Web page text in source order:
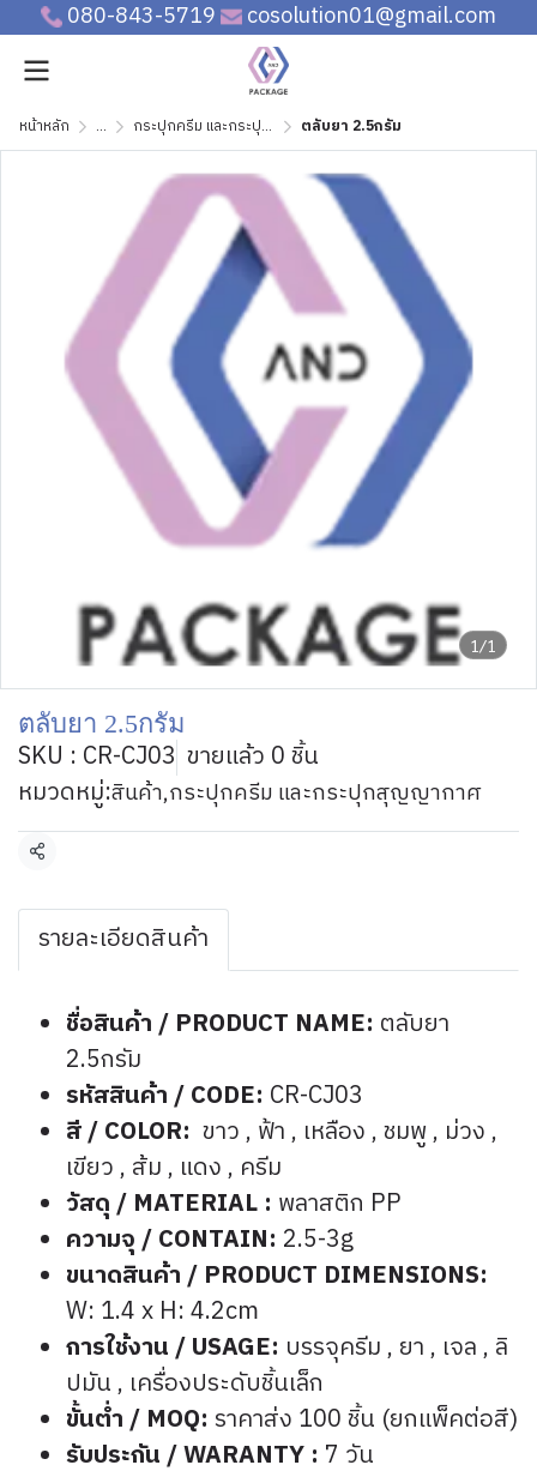
080-843-5719 cosolution01@gmail.com
หน้าหลัก ... กระปุกครีม และกระปุกสุญญากาศ ตลับยา 2.5กรัม
1/1
ตลับยา 2.5กรัม
SKU : CR-CJ03 ขายแล้ว 0 ชิ้น
หมวดหมู่:สินค้า,กระปุกครีม และกระปุกสุญญากาศ
แชร์
รายละเอียดสินค้า
ชื่อสินค้า / PRODUCT NAME: ตลับยา
2.5กรัม
รหัสสินค้า / CODE: CR-CJ03
สี / COLOR: ขาว , ฟ้า , เหลือง , ชมพู , ม่วง ,
เขียว , ส้ม , แดง , ครีม
วัสดุ / MATERIAL : พลาสติก PP
ความจุ / CONTAIN: 2.5-3g
ขนาดสินค้า / PRODUCT DIMENSIONS:
W: 1.4 x H: 4.2cm
การใช้งาน / USAGE: บรรจุครีม , ยา , เจล , ลิ
ปมัน , เครื่องประดับชิ้นเล็ก
ขั้นต่ำ / MOQ: ราคาส่ง 100 ชิ้น (ยกแพ็คต่อสี)
รับประกัน / WARANTY : 7 วัน